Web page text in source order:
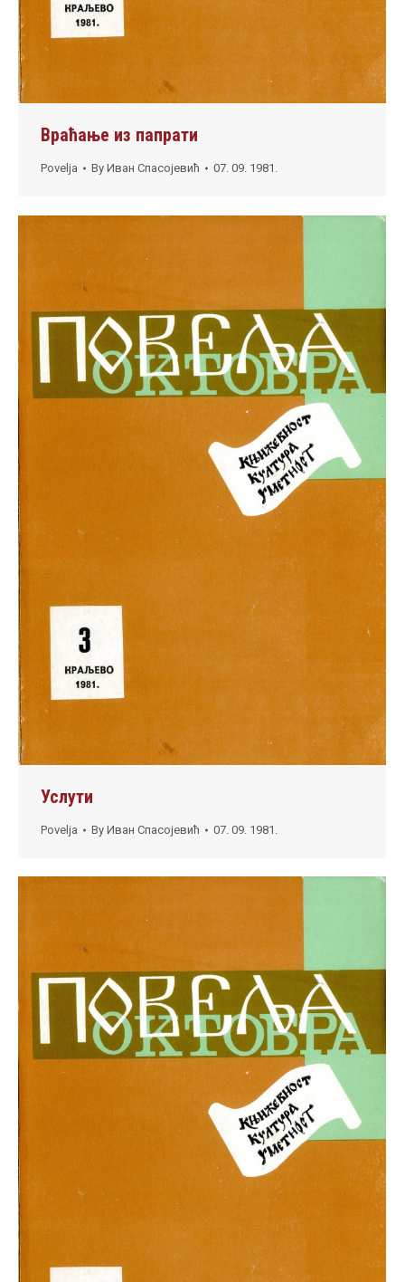
Враћање из папрати
Povelja By Иван Спасојевић 07. 09. 1981.
Услути
Povelja By Иван Спасојевић 07. 09. 1981.